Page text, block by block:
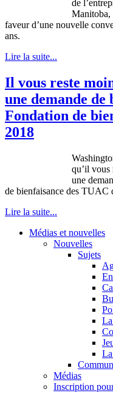
de
Manitoba,
faveur d’une nouvelle
ans.
Lire la suite...
Il vous reste
une demande de
Fondation de
2018
qu’il vous
une
de bienfaisance des TUAC
Lire la suite...
Médias et nouvelles
Nouvelles
Sujets
Médias
Inscription